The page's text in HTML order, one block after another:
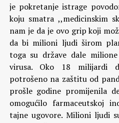
je pokretanje istrage
koju smatra ,,medicinskim
nam je da je ovo grip koji
da bi milioni ljudi širom
toga su države dale
virusa. Oko 18 milijardi
potrošeno na zaštitu od
prošle godine promijenila
omogućilo farmaceutskoj
tajne ugovore. Milioni ljudi